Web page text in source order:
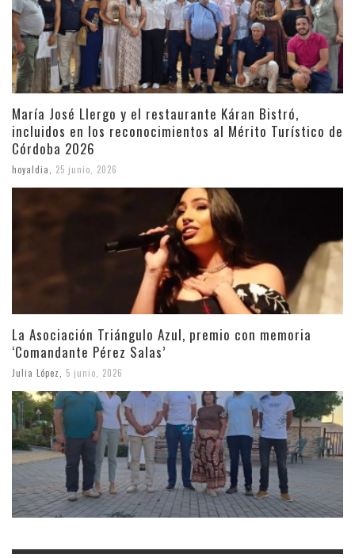
María José Llergo y el restaurante Káran Bistró,
incluidos en los reconocimientos al Mérito Turístico de
Córdoba 2026
hoyaldia 25 junio, 2026
La Asociación Triángulo Azul, premio con memoria
‘Comandante Pérez Salas’
Julia López 5 junio, 2026